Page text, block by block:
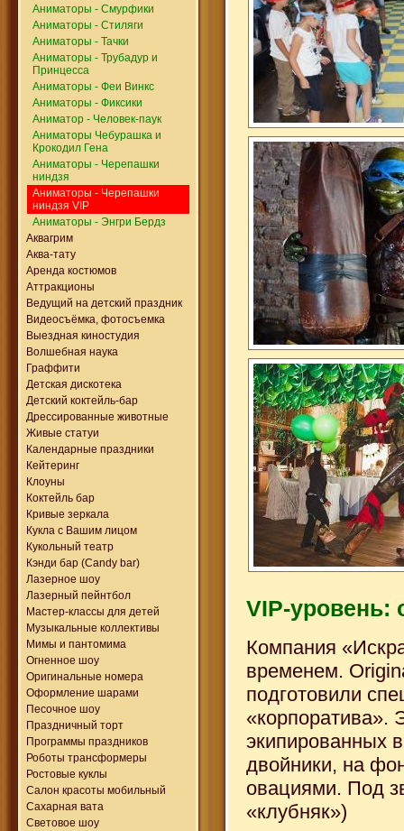
Аниматоры - Смурфики
Аниматоры - Стиляги
Аниматоры - Тачки
Аниматоры - Трубадур и
Принцесса
Аниматоры - Феи Винкс
Аниматоры - Фиксики
Аниматор - Человек-паук
Аниматоры Чебурашка и
Крокодил Гена
Аниматоры - Черепашки
ниндзя
Аниматоры - Черепашки
ниндзя VIP
Аниматоры - Энгри Бердз
Аквагрим
Аква-тату
Аренда костюмов
Аттракционы
Ведущий на детский праздник
Видеосъёмка, фотосъемка
Выездная киностудия
Волшебная наука
Граффити
Детская дискотека
Детский коктейль-бар
Дрессированные животные
Живые статуи
Календарные праздники
Кейтеринг
Клоуны
Коктейль бар
Кривые зеркала
Кукла с Вашим лицом
Кукольный театр
Кэнди бар (Candy bar)
Лазерное шоу
Лазерный пейнтбол
Мастер-классы для детей
Музыкальные коллективы
Мимы и пантомима
Огненное шоу
Оригинальные номера
Оформление шарами
Песочное шоу
Праздничный торт
Программы праздников
Роботы трансформеры
Ростовые куклы
Салон красоты мобильный
Сахарная вата
Световое шоу
VIP-уровень:
Компания
временем.
подготовили
«корпоратива».
экипированных
двойники, на
овациями. Под
«клубняк»)